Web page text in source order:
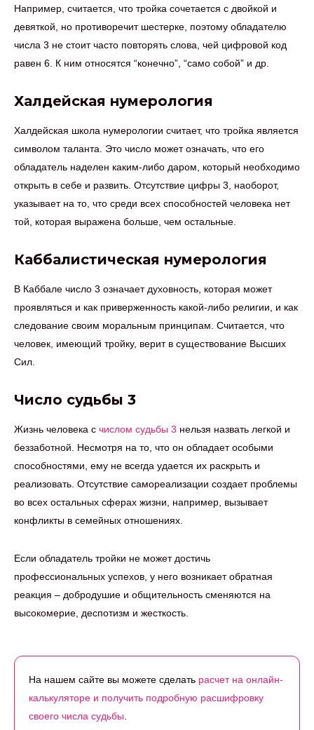
Например, считается, что тройка сочетается с двойкой и
девяткой, но противоречит шестерке, поэтому обладателю
числа 3 не стоит часто повторять слова, чей цифровой код
равен 6. К ним относятся “конечно”, “само собой” и др.
Халдейская нумерология
Халдейская школа нумерологии считает, что тройка является
символом таланта. Это число может означать, что его
обладатель наделен каким-либо даром, который необходимо
открыть в себе и развить. Отсутствие цифры 3, наоборот,
указывает на то, что среди всех способностей человека нет
той, которая выражена больше, чем остальные.
Каббалистическая нумерология
В Каббале число 3 означает духовность, которая может
проявляться и как приверженность какой-либо религии, и как
следование своим моральным принципам. Считается, что
человек, имеющий тройку, верит в существование Высших
Сил.
Число судьбы 3
Жизнь человека с числом судьбы 3 нельзя назвать легкой и
беззаботной. Несмотря на то, что он обладает особыми
способностями, ему не всегда удается их раскрыть и
реализовать. Отсутствие самореализации создает проблемы
во всех остальных сферах жизни, например, вызывает
конфликты в семейных отношениях.
Если обладатель тройки не может достичь
профессиональных успехов, у него возникает обратная
реакция – добродушие и общительность сменяются на
высокомерие, деспотизм и жесткость.
На нашем сайте вы можете сделать расчет на онлайн-
калькуляторе и получить подробную расшифровку
своего числа судьбы